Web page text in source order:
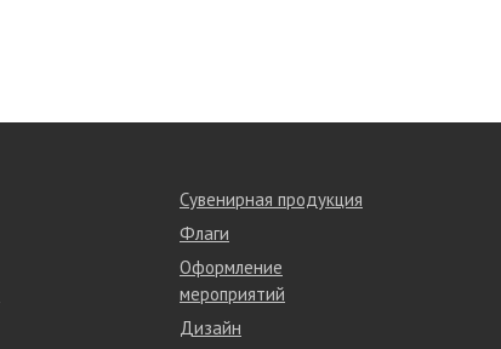
Сувенирная продукция
Флаги
Оформление
мероприятий
Дизайн